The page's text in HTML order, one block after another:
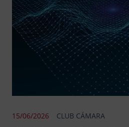
15/06/2026 CLUB CÁMARA